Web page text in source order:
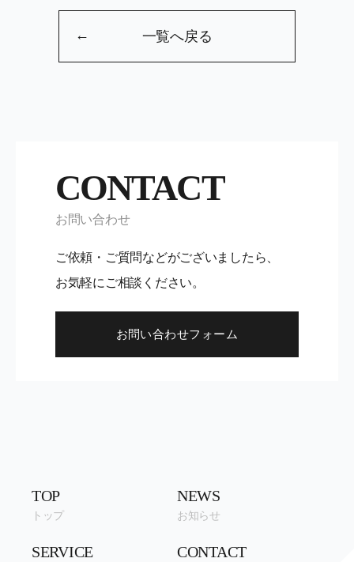
← 一覧へ戻る
CONTACT
お問い合わせ
ご依頼・ご質問などがございましたら、
お気軽にご相談ください。
お問い合わせフォーム
TOP
トップ
NEWS
お知らせ
SERVICE CONTACT